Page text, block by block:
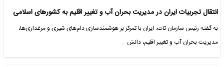
انتقال تجربیات ایران در مدیریت بحران آب و تغییر اقلیم به کشورهای اسلامی
به گفته رئیس سازمان تات، ایران با تمرکز بر هوشمندسازی دام‌های شیری و مرغداری‌ها،
مدیریت بحران آب و تغییر اقلیم، دانش…